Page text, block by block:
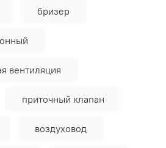
бризер
вентиляция
приточный клапан
воздуховод